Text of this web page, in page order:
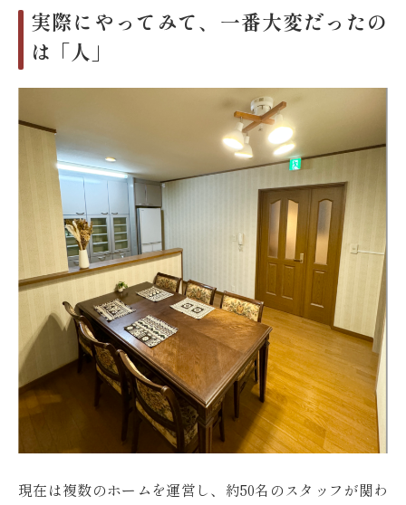
実際にやってみて、一番大変だったの
は「人」
現在は複数のホームを運営し、約50名のスタッフが関わ